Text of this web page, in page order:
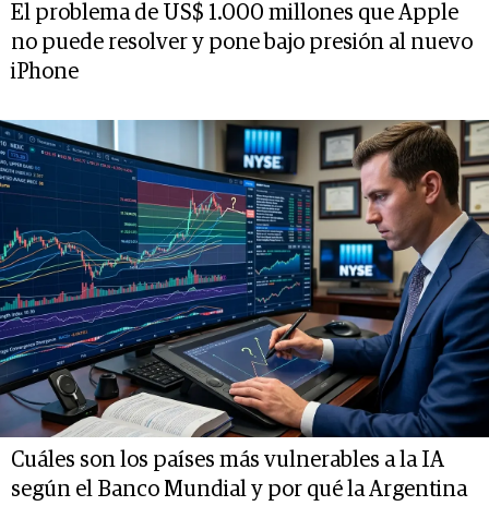
El problema de US$ 1.000 millones que Apple
no puede resolver y pone bajo presión al nuevo
iPhone
Cuáles son los países más vulnerables a la IA
según el Banco Mundial y por qué la Argentina